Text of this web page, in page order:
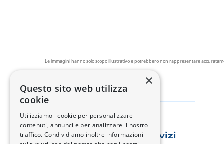
Le immagini hanno solo scopo illustrativo e potrebbero non rappresentare
Esplora Changan Servizi
×
Questo sito web utilizza
cookie
Utilizziamo i cookie per personalizzare
contenuti, annunci e per analizzare il nostro
traffico. Condividiamo inoltre informazioni